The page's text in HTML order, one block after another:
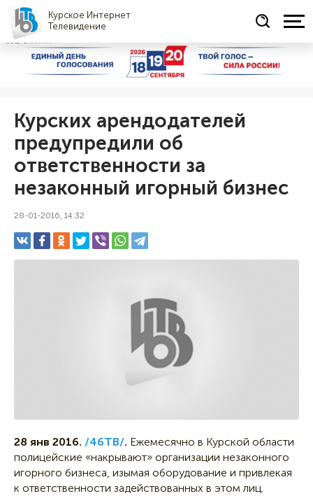
Курское Интернет
Телевидение
СОЦРЕКЛАМА
Курских арендодателей
предупредили об
ответственности за
незаконный игорный бизнес
28-01-2016, 14:32
28 янв 2016. /46ТВ/. Ежемесячно в Курской области
полицейские «накрывают» организации незаконного
игорного бизнеса, изымая оборудование и привлекая
к ответственности задействованных в этом лиц.